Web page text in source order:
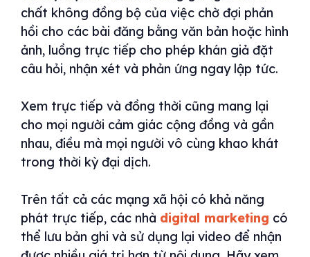
chất không đồng bộ của việc chờ đợi phản
hồi cho các bài đăng bằng văn bản hoặc hình
ảnh, luồng trực tiếp cho phép khán giả đặt
câu hỏi, nhận xét và phản ứng ngay lập tức.
Xem trực tiếp và đồng thời cũng mang lại
cho mọi người cảm giác cộng đồng và gần
nhau, điều mà mọi người vô cùng khao khát
trong thời kỳ đại dịch.
Trên tất cả các mạng xã hội có khả năng
phát trực tiếp, các nhà digital marketing có
thể lưu bản ghi và sử dụng lại video để nhận